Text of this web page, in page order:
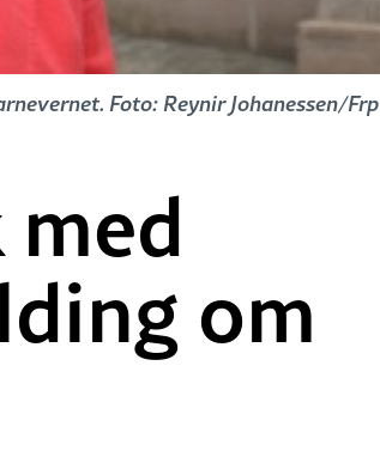
Foto: Reynir Johanessen/Frp
om